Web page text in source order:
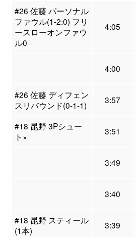
#26 佐藤 パーソナル
ファウル(1-2:0) フリ
ースローオンファウ
ル0
4:05
4:00
#26 佐藤 ディフェン
スリバウンド(0-1-1)
3:57
#18 昆野 3Pシュー
ト×
3:51
3:49
3:40
#18 昆野 スティール
(1本)
3:39